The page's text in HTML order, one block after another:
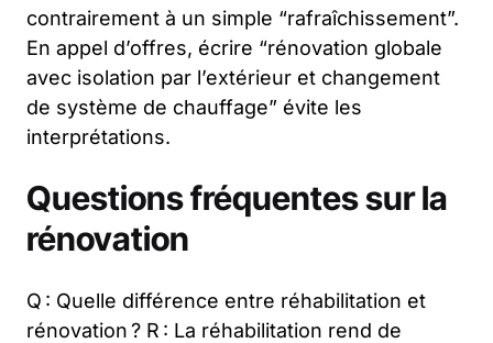
contrairement à un simple “rafraîchissement”.
En appel d’offres, écrire “rénovation globale
avec isolation par l’extérieur et changement
de système de chauffage” évite les
interprétations.
Questions fréquentes sur la
rénovation
Q : Quelle différence entre réhabilitation et
rénovation ? R : La réhabilitation rend de